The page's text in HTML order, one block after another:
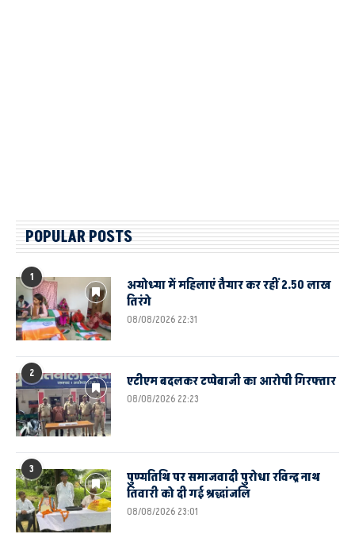
POPULAR POSTS
1
अयोध्या में महिलाएं तैयार कर रहीं 2.50 लाख
तिरंगे
08/08/2026 22:31
2 एटीएम बदलकर टप्पेबाजी का आरोपी गिरफ्तार
08/08/2026 22:23
3
पुण्यतिथि पर समाजवादी पुरोधा रविन्द्र नाथ
तिवारी को दी गई श्रद्धांजलि
08/08/2026 23:01